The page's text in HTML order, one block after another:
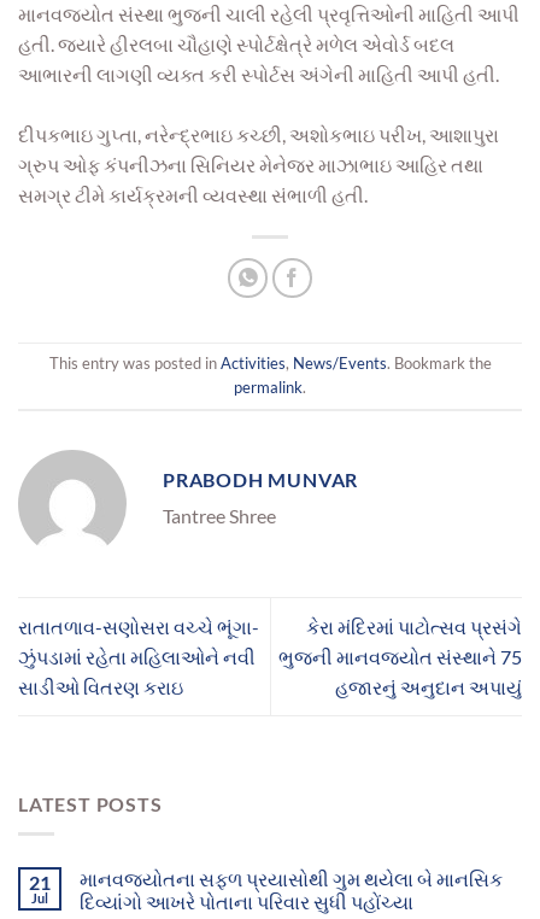
માનવજ્યોત સંસ્થા ભુજની ચાલી રહેલી પ્રવૃત્તિઓની માહિતી આપી
હતી. જ્યારે હીરલબા ચૌહાણે સ્પોર્ટક્ષેત્રે મળેલ એવોર્ડ બદલ
આભારની લાગણી વ્યક્ત કરી સ્પોર્ટસ અંગેની માહિતી આપી હતી.
દીપકભાઇ ગુપ્તા, નરેન્દ્રભાઇ કચ્છી, અશોકભાઇ પરીખ, આશાપુરા
ગ્રુપ ઓફ કંપનીઝના સિનિયર મેનેજર માઝાભાઇ આહિર તથા
સમગ્ર ટીમે કાર્યક્રમની વ્યવસ્થા સંભાળી હતી.
This entry was posted inActivities, News/Events. Bookmark the
permalink.
PRABODH MUNVAR
Tantree Shree
રાતાતળાવ-સણોસરા વચ્ચે ભૂંગા-
ઝુંપડામાં રહેતા મહિલાઓને નવી
સાડીઓ વિતરણ કરાઇ
કેરા મંદિરમાં પાટોત્સવ પ્રસંગે
ભુજની માનવજ્યોત સંસ્થાને 75
હજારનું અનુદાન અપાયું
LATEST POSTS
21
Jul
માનવજ્યોતના સફળ પ્રયાસોથી ગુમ થયેલા બે માનસિક
દિવ્યાંગો આખરે પોતાના પરિવાર સુધી પહોંચ્યા